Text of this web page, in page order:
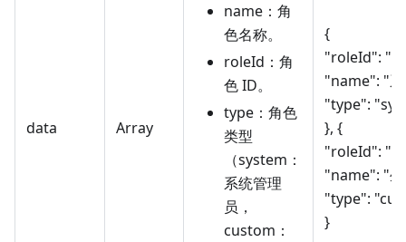
data Array
name：角
色名称。
roleId：角
色 ID。
type：角色
类型
（system：
系统管理
员，
custom：
{
"roleId":
"name": "
"type":
}, {
"roleId":
"name": "
"type":
}